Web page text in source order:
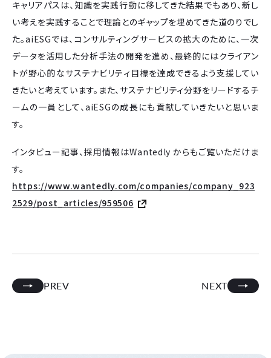
キャリアパスは、知識を実践行動に移してきた結果でもあり、新し
い考えを実践することで理論とのギャップを埋めてきた道のりでし
た。aiESGでは、コンサルティングサービスの拡大のために、一次
データを活用した分析手法の開発を進め、最終的にはクライアン
トが野心的なサステナビリティ目標を達成できるよう支援してい
きたいと考えています。また、サステナビリティ分野をリードするチ
ームの一員として、aiESGの成長にも貢献していきたいと思いま
す。
インタビュー記事、採用情報はWantedly からもご覧いただけま
す。
https://www.wantedly.com/companies/company_923
2529/post_articles/959506
PREV NEXT